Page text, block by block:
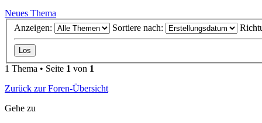
Neues Thema
Anzeigen:
Sortiere nach:
1 Thema • Seite 1 von 1
Zurück zur Foren-Übersicht
Gehe zu